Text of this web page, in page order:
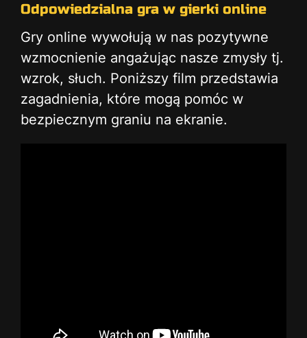
Odpowiedzialna gra w gierki online
Gry online wywołują w nas pozytywne
wzmocnienie angażując nasze zmysły tj.
wzrok, słuch. Poniższy film przedstawia
zagadnienia, które mogą pomóc w
bezpiecznym graniu na ekranie.